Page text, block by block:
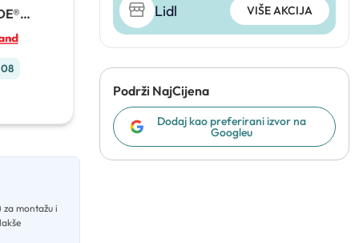
za montažu i
Lidl VIŠE AKCIJA
Podrži NajCijena
Dodaj kao preferirani izvor na
Googleu